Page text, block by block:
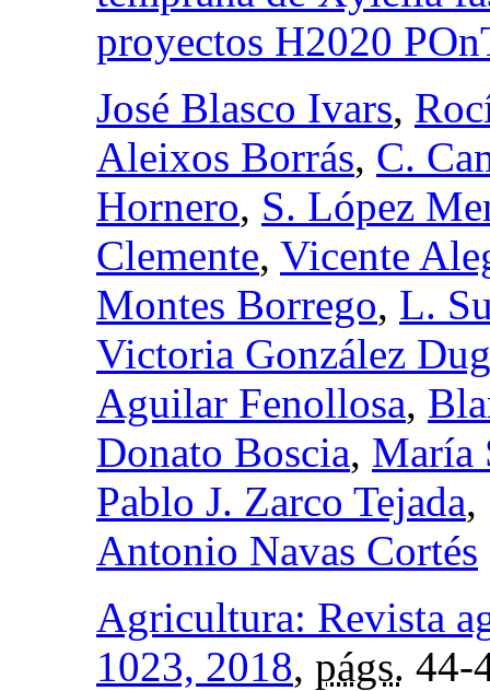
proyectos H2020
José Blasco Ivars,
Aleixos Borrás, C.
Hornero, S. López
Clemente, Vicente
Montes Borrego, L.
Victoria González
Aguilar Fenollosa,
Donato Boscia, María
Pablo J. Zarco Tejada,
Antonio Navas Cortés
Agricultura: Revista
1023, 2018, págs. 44-